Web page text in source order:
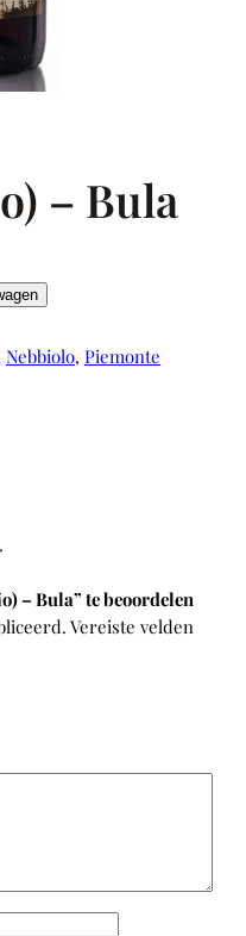
– Bula
Nebbiolo, Piemonte
– Bula” te beoordelen
Vereiste velden